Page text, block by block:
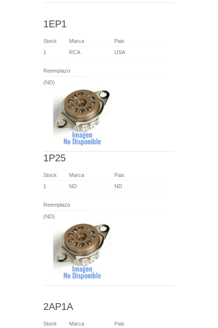
1EP1
Stock Marca
Pais
1
RCA USA
Reemplazo
(ND)
1P25
Stock Marca
Pais
1
ND ND
Reemplazo
(ND)
2AP1A
Stock Marca
Pais